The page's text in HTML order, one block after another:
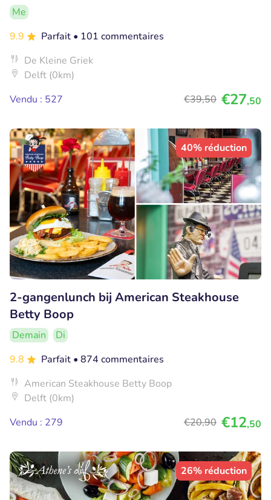
Me
9.9
Parfait • 101 commentaires
De Kleine Griek
Delft (0km)
Vendu : 527
€39,50 €27,50
40% réduction
2-gangenlunch bij American Steakhouse
Betty Boop
Demain
Di
9.8
Parfait • 874 commentaires
American Steakhouse Betty Boop
Delft (0km)
Vendu : 279
€20,90 €12,50
26% réduction